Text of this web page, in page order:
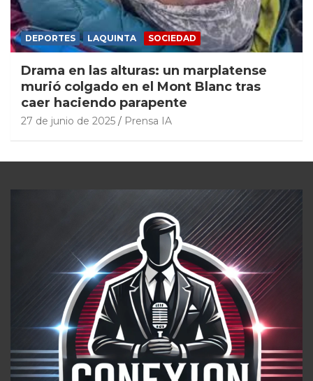
DEPORTES LAQUINTA SOCIEDAD
Drama en las alturas: un marplatense
murió colgado en el Mont Blanc tras
caer haciendo parapente
27 de junio de 2025 Prensa IA